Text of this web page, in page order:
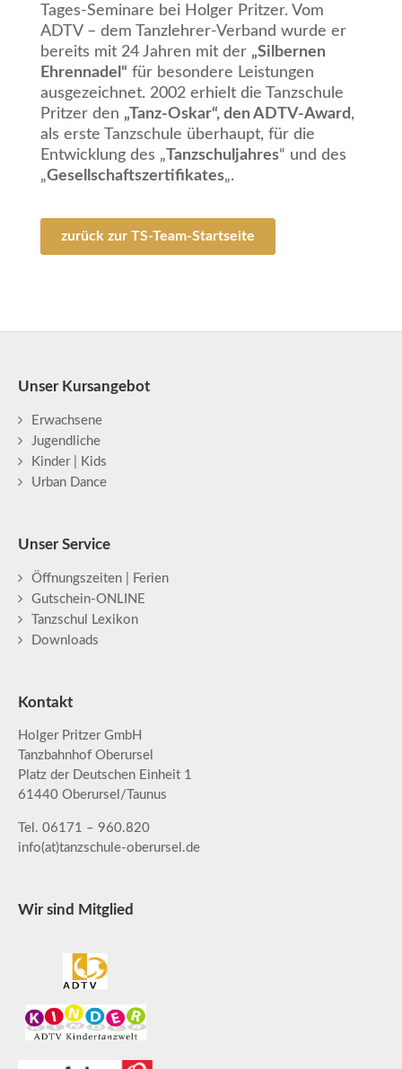
Tages-Seminare bei Holger Pritzer. Vom
ADTV – dem Tanzlehrer-Verband wurde er
bereits mit 24 Jahren mit der „Silbernen
Ehrennadel“ für besondere Leistungen
ausgezeichnet. 2002 erhielt die Tanzschule
Pritzer den „Tanz-Oskar“, den ADTV-Award,
als erste Tanzschule überhaupt, für die
Entwicklung des „Tanzschuljahres“ und des
„Gesellschaftszertifikates„.
zurück zur TS-Team-Startseite
Unser Kursangebot
Erwachsene
Jugendliche
Kinder | Kids
Urban Dance
Unser Service
Öffnungszeiten | Ferien
Gutschein-ONLINE
Tanzschul Lexikon
Downloads
Kontakt
Holger Pritzer GmbH
Tanzbahnhof Oberursel
Platz der Deutschen Einheit 1
61440 Oberursel/Taunus
Tel. 06171 – 960.820
info(at)tanzschule-oberursel.de
Wir sind Mitglied